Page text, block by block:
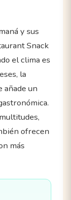
y sus
Snack
el clima es
la
añade un
ofrecen
más